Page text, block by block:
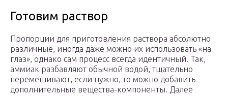
Готовим раствор
Пропорции для приготовления раствора абсолютно
различные, иногда даже можно их использовать «на
глаз», однако сам процесс всегда идентичный. Так,
аммиак разбавляют обычной водой, тщательно
перемешивают, если нужно, то можно добавить
дополнительные вещества-компоненты. Далее